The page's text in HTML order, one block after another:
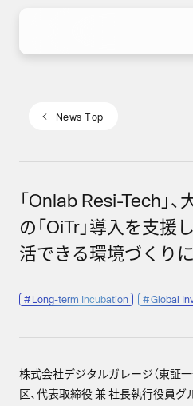
「Onlab Resi-Tech」
の「OiTr」導入を支援
活できる環境づくり
# Long-term Incubation #Global
News Top
株式会社デジタルガレージ（東証
区、代表取締役 兼 社長執行役員グル